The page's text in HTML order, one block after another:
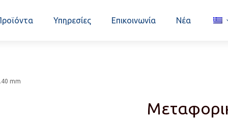
Υπηρεσίες Επικοινωνία Νέα
mm